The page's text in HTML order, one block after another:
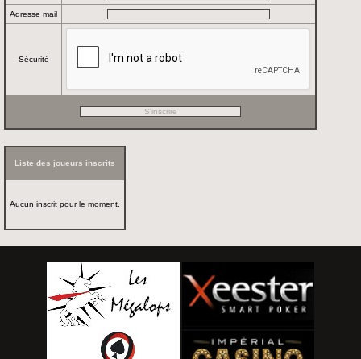
Adresse mail
Sécurité
Liste des joueurs inscrits
Aucun inscrit pour le moment.